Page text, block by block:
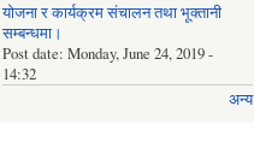
योजना र कार्यक्रम संचालन तथा भूक्तानी
सम्बन्धमा।
Post date: Monday, June 24, 2019 -
14:32
अन्य